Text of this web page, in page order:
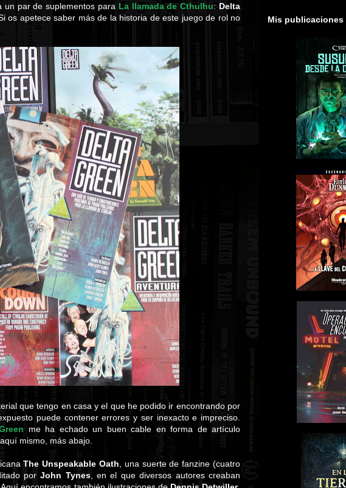
un par de suplementos para La llamada de Cthulhu: Delta
os apetece saber más de la historia de este juego de rol no
que tengo en casa y el que he podido ir encontrando por
puede contener errores y ser inexacto e impreciso.
me ha echado un buen cable en forma de artículo
mismo, más abajo.
The Unspeakable Oath , una suerte de fanzine (cuatro
porJohn Tynes, en el que diversos autores creaban
Mis publicaciones